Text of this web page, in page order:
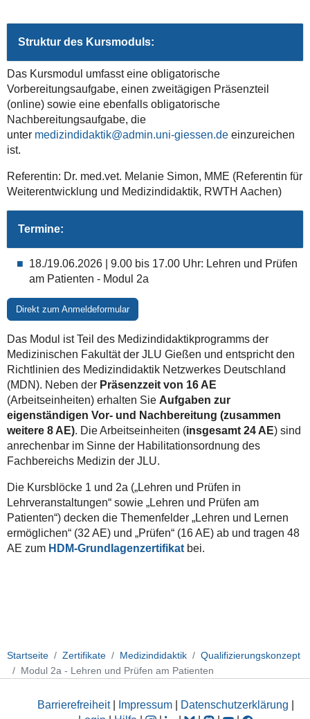
Struktur des Kursmoduls:
Das Kursmodul umfasst eine obligatorische
Vorbereitungsaufgabe, einen zweitägigen Präsenzteil
(online) sowie eine ebenfalls obligatorische
Nachbereitungsaufgabe, die
unter medizindidaktik@admin.uni-giessen.deeinzureichen
ist.
Referentin: Dr. med.vet. Melanie Simon, MME (Referentin für
Weiterentwicklung und Medizindidaktik, RWTH Aachen)
Termine:
18./19.06.2026 | 9.00 bis 17.00 Uhr: Lehren und Prüfen
am Patienten - Modul 2a
Direkt zum Anmeldeformular
Das Modul ist Teil des Medizindidaktikprogramms der
Medizinischen Fakultät der JLU Gießen und entspricht den
Richtlinien des Medizindidaktik Netzwerkes Deutschland
(MDN). Neben der Präsenzzeit von 16 AE
(Arbeitseinheiten) erhalten Sie Aufgaben zur
eigenständigen Vor- und Nachbereitung (zusammen
weitere 8 AE). Die Arbeitseinheiten (insgesamt 24 AE) sind
anrechenbar im Sinne der Habilitationsordnung des
Fachbereichs Medizin der JLU.
Die Kursblöcke 1 und 2a („Lehren und Prüfen in
Lehrveranstaltungen“ sowie „Lehren und Prüfen am
Patienten“) decken die Themenfelder „Lehren und Lernen
ermöglichen“ (32 AE) und „Prüfen“ (16 AE) ab und tragen 48
AE zum HDM-Grundlagenzertifikat bei.
Startseite Zertifikate Medizindidaktik
Qualifizierungskonzept
Modul 2a - Lehren und Prüfen am Patienten
Barrierefreiheit| Impressum Datenschutzerklärung